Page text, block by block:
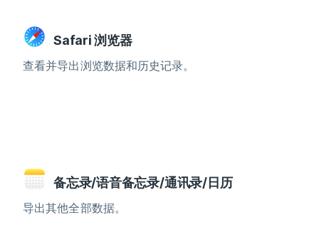
Safari 浏览器
查看并导出浏览数据和历史记录。
备忘录/语音备忘录/通讯录/日历
导出其他全部数据。